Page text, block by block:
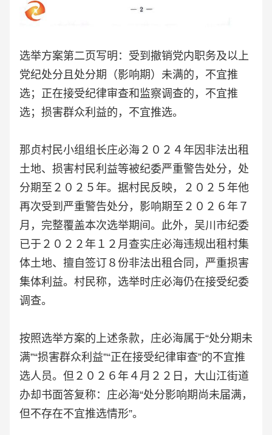
选举方案第二页写明：受到撤销党内职务及以上
党纪处分且处分期（影响期）未满的，不宜推
选；正在接受纪律审查和监察调查的，不宜推
选；损害群众利益的，不宜推选。
那贞村民小组组长庄必海２０２４年因非法出租
土地、损害村民利益等被纪委严重警告处分，处
分期至２０２５年。据村民反映，２０２５年他
再次受到严重警告处分，影响期至２０２６年７
月，完整覆盖本次选举期间。此外，吴川市纪委
已于２０２２年１２月查实庄必海违规出租村集
体土地、擅自签订８份非法出租合同，严重损害
集体利益。村民称，选举时庄必海仍在接受纪委
调查。
按照选举方案的上述条款，庄必海属于“处分期未
满”“损害群众利益”“正在接受纪律审查”的不宜推
选人员。但２０２６年４月２２日，大山江街道
办却书面答复称：庄必海“处分影响期尚未届满，
但不存在不宜推选情形”。